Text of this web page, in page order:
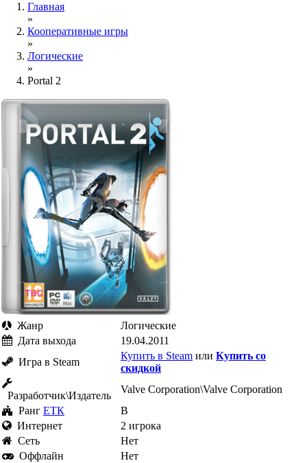
Главная
»
Кооперативные игры
»
Логические
»
Portal 2
Жанр
Логические
Дата выхода
19.04.2011
Игра в Steam
Купить в Steam или Купить со
скидкой
Разработчик\Издатель
Valve Corporation\Valve Corporation
Ранг ЕТК
B
Интернет
2 игрока
Cеть
Нет
Оффлайн
Нет